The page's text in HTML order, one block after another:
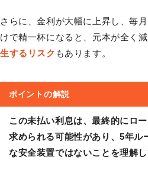
さらに、金利が大幅に上昇し、毎
けで精一杯になると、元本が全く
生するリスク もあります。
ポイントの解説
この未払い利息は、最終的にロ
求められる可能性があり、5年ル
な安全装置ではないことを理解